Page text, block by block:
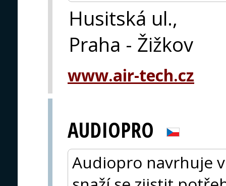
Husitská ul.,
Praha - Žižkov
www.air-tech.cz
AUDIOPRO
Audiopro navrhuje